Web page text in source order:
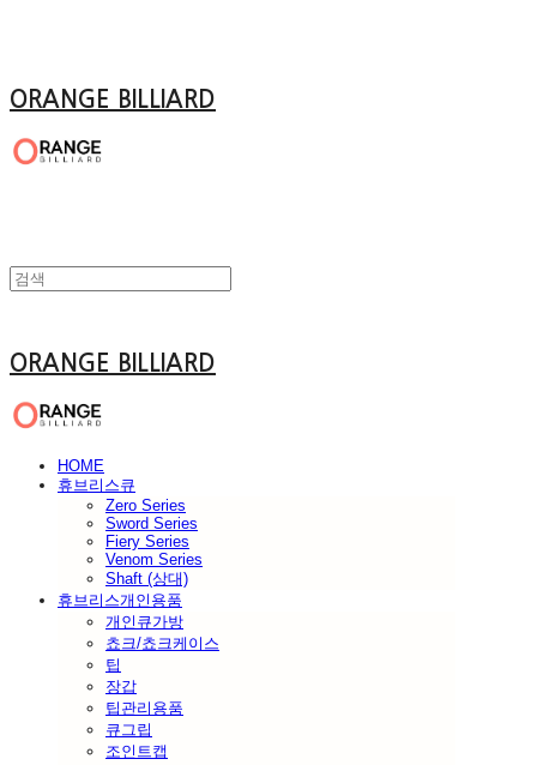
ORANGE BILLIARD
ORANGE BILLIARD
HOME
휴브리스큐
Zero Series
Sword Series
Fiery Series
Venom Series
Shaft (상대)
휴브리스개인용품
개인큐가방
쵸크/쵸크케이스
팁
장갑
팁관리용품
큐그립
조인트캡